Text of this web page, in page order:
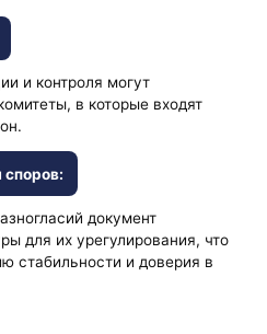
и контроля могут
в которые входят
документ
для их урегулирования, что
стабильности и доверия в